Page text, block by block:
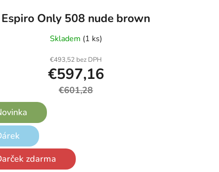
Espiro Only 508 nude brown
Skladem (1 ks)
€493,52 bez DPH
€597,16
€601,28
zdarma